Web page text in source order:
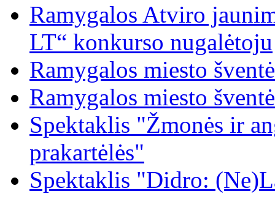
Ramygalos Atviro
LT“ konkurso nugalėtoju
Ramygalos miesto šventė
Ramygalos miesto šventė
Spektaklis "Žmonės ir
prakartėlės"
Spektaklis "Didro: